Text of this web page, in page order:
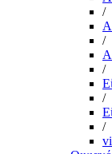
/
/
/
/
/